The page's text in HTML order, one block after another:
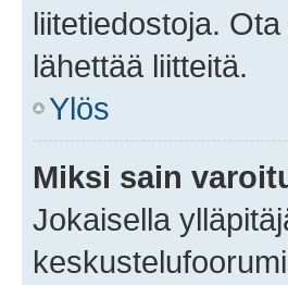
liitetiedostoja.
lähettää liitteitä.
Ylös
Miksi sain
Jokaisella